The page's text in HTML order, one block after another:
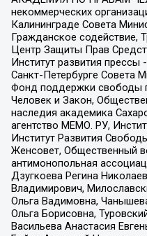
некоммерческих
Калининграде Совета
Гражданское содействие,
Центр Защиты Прав
Институт развития
Санкт-Петербурге Совета
Фонд поддержки свободы
Человек и Закон,
наследия академика
агентство МЕМО. РУ,
Институт Развития
Женсовет, Общественный
антимонопольная
Дзугкоева Регина
Владимирович,
Ольга Вадимовна,
Ольга Борисовна,
Васильева Анастасия